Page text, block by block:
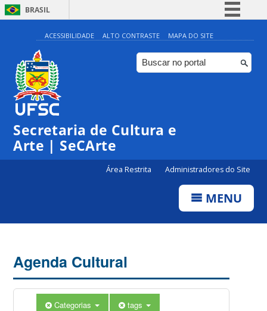
BRASIL
Simplifique!
Comunica BR
Participe
ACESSIBILIDADE ALTO CONTRASTE MAPA DO SITE
Secretaria de Cultura e
Arte | SeCArte
Área Restrita Administradores do Site
MENU
Agenda Cultural
Categorias tags
0:00
1:00
5:00